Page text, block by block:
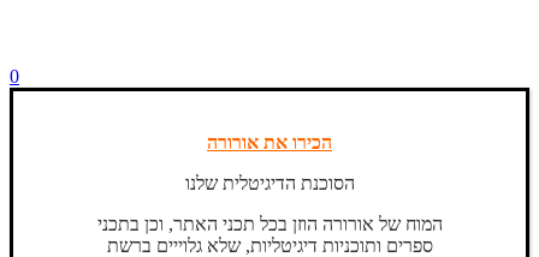
0
הכירו את אורורה
הסוכנת הדיגיטלית שלנו
המוח של אורורה הוזן בכל תכני האתר, וכן בתכני
ספרים ותוכניות דיגיטליות, שלא גלוייים ברשת